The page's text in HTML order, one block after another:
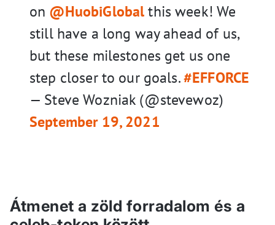
on @HuobiGlobalthis week! We
still have a long way ahead of us,
but these milestones get us one
step closer to our goals.#EFFORCE
— Steve Wozniak (@stevewoz)
September 19, 2021
Átmenet a zöld forradalom és a